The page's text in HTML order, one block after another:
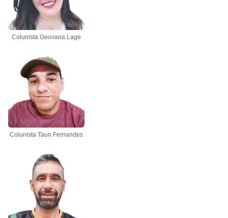
Colunista Geovana Lage
Colunista Taun Fernandes